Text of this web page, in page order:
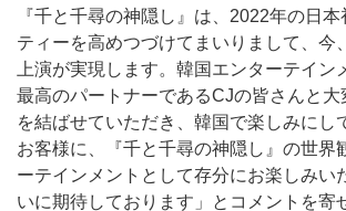
『千と千尋の神隠し』は、2022年の日本
ティーを高めつづけてまいりまして、今
上演が実現します。韓国エンターテイン
最高のパートナーであるCJの皆さんと
を結ばせていただき、韓国で楽しみにし
お客様に、『千と千尋の神隠し』の世界
ーテインメントとして存分にお楽しみい
いに期待しております」とコメントを寄